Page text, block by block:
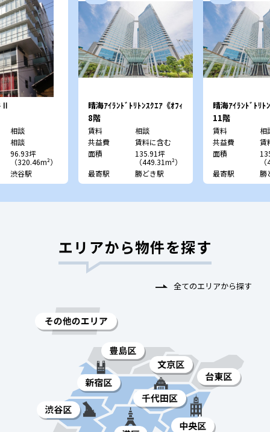
Ⅱ
相談
相談
96.93坪
（320.46m²）
渋谷駅
晴海ｱｲﾗﾝﾄﾞﾄﾘﾄﾝｽｸｴｱ《ｵﾌｨ
ｽﾀﾜｰY》
8階
賃料
相談
共益費
賃料に含む
面積
135.91坪
（449.31m²）
最寄駅
勝どき駅
晴海ｱｲﾗﾝﾄﾞﾄﾘﾄ
ｽﾀﾜｰY》
11階
賃料
相
共益費
賃
面積
最寄駅
勝
エリアから物件を探す
全てのエリアから探す